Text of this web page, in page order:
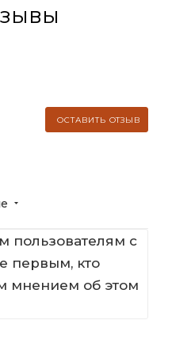
ОСТАВИТЬ ОТЗЫВ
пользователям с
первым, кто
мнением об этом